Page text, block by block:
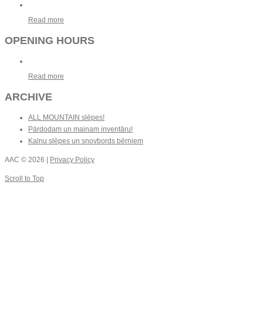
Read more
OPENING HOURS
Read more
ARCHIVE
ALL MOUNTAIN slēpes!
Pārdodam un mainam inventāru!
Kalnu slēpes un snovbords bērniem
AAC © 2026 | Privacy Policy
Scroll to Top